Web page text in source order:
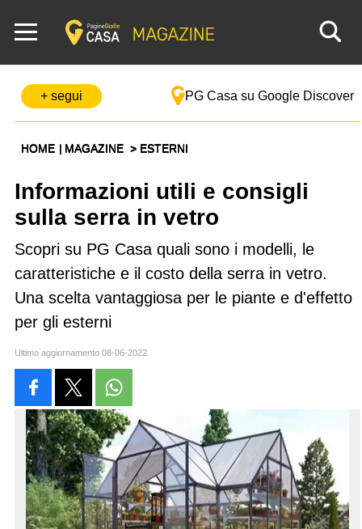
+ segui PG Casa su Google Discover
HOME MAGAZINE ESTERNI
Informazioni utili e consigli
sulla serra in vetro
Scopri su PG Casa quali sono i modelli, le
caratteristiche e il costo della serra in vetro.
Una scelta vantaggiosa per le piante e d'effetto
per gli esterni
Ultimo aggiornamento 08-06-2022